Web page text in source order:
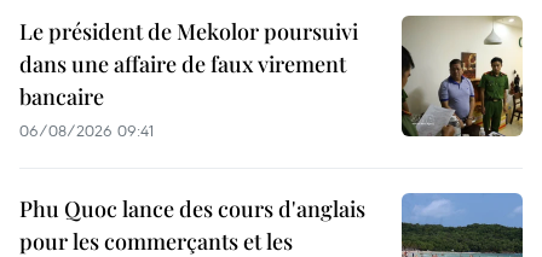
Le président de Mekolor poursuivi
dans une affaire de faux virement
bancaire
06/08/2026 09:41
Phu Quoc lance des cours d'anglais
pour les commerçants et les